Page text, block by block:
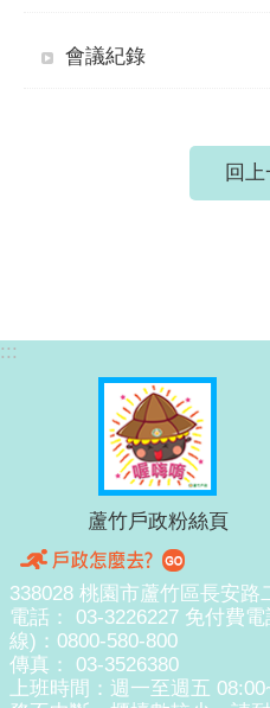
會議紀錄
回
:::
蘆竹戶政粉絲頁
338028 桃園市蘆竹區長安路
電話： 03-3226227 免付費
線)：0800-580-800
傳真： 03-3526380
上班時間：週一至週五